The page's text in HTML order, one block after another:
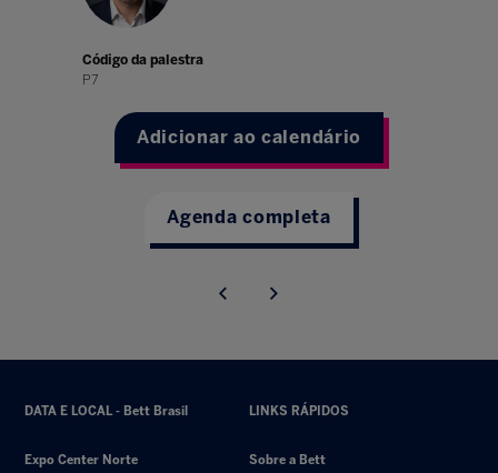
Código da palestra
P7
Adicionar ao calendário
Agenda completa
DATA E LOCAL - Bett Brasil
Expo Center Norte
LINKS RÁPIDOS
Sobre a Bett